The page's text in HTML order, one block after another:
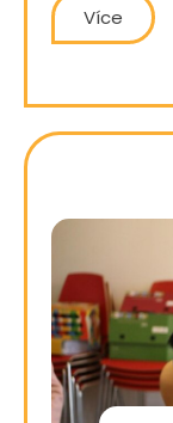
Více